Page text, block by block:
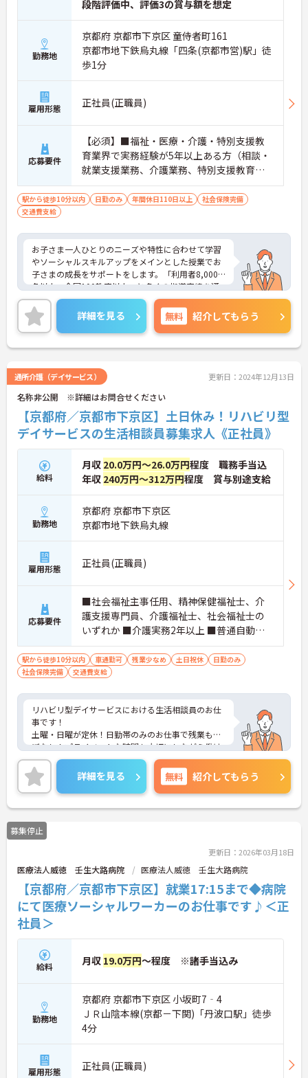
段階評価中、評価3の賞与額を想定
勤務地
京都府 京都市下京区 童侍者町161
京都市地下鉄烏丸線「四条(京都市営)駅」徒
歩1分
雇用形態 正社員(正職員)
応募要件
【必須】■福祉・医療・介護・特別支援教
育業界で実務経験が5年以上ある方（相談・
就業支援業務、介護業務、特別支援教育な
ど）■児童発達支援管理責任者研修受講者
駅から徒歩10分以内 日勤のみ 年間休日110日以上
社会保険完備
交通費支給
お子さま一人ひとりのニーズや特性に合わせて学習
やソーシャルスキルアップをメインとした授業でお
子さまの成長をサポートをします。「利用者8,000
名以上、全国100教室以上」と多くの指導実績を通
して培ったノウハウもあり、満足度の高いサービス
の提供とともに、自身の療育分野でのスキル向上も
目指せます。年間休日は120日前後とプライベート
との両立もしやすいです。
ご興味のある方はお気軽にお問い合わせ下さい。さ
詳細を見る 無料 紹介してもらう
通所介護（デイサービス） 更新日：2024年12月13日
名称非公開 ※詳細はお問合せください
【京都府／京都市下京区】土日休み！リハビリ型
デイサービスの生活相談員募集求人《正社員》
給料
月収 20.0万円～26.0万円程度 職務手当込
年収 240万円～312万円程度 賞与別途支給
勤務地
京都府 京都市下京区
京都市地下鉄烏丸線
雇用形態 正社員(正職員)
応募要件
■社会福祉主事任用、精神保健福祉士、介
護支援専門員、介護福祉士、社会福祉士の
いずれか ■介護実務2年以上 ■普通自動車
運転免許（AT限定可）
駅から徒歩10分以内 車通勤可 残業少なめ 土日祝休
日勤のみ
社会保険完備
交通費支給
リハビリ型デイサービスにおける生活相談員のお仕
事です！
土曜・日曜が定休！日勤帯のみのお仕事で残業もほ
ぼなし！プライベートな時間も大切にしながら働け
ます。
ご興味ある方には、面接のポイントなど、さらに詳
細をお話致しますのでお気軽にご相談ください。
詳細を見る 無料 紹介してもらう
募集停止
更新日：2026年03月18日
医療法人威徳 壬生大路病院 医療法人威徳 壬生大路病院
【京都府／京都市下京区】就業17:15まで◆病院
にて医療ソーシャルワーカーのお仕事です♪＜正
社員＞
給料 月収 19.0万円～程度 ※諸手当込み
勤務地
京都府 京都市下京区 小坂町7‐4
ＪＲ山陰本線(京都－下関)「丹波口駅」徒歩
4分
雇用形態 正社員(正職員)